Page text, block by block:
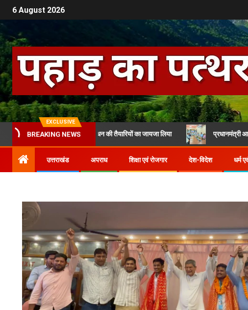
6 August 2026
EXCLUSIVE
BREAKING NEWS
डीएम चमोली ने आपदा प्रबंधन की तैयारियों का जायजा लिया प्रधानमंत्री आवास
उत्तराखंड अपराध शिक्षा एवं रोजगार देश-विदेश धर्म